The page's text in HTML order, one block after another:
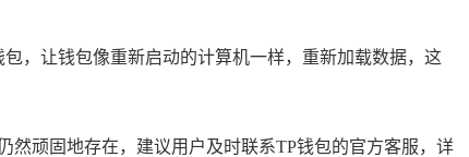
，让钱包像重新启动的计算机一样，重新加载数据，这
然顽固地存在，建议用户及时联系TP钱包的官方客服，详